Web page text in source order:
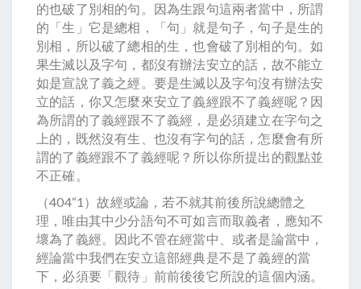
的也破了別相的句。因為生跟句這兩者當中，所謂
的「生」它是總相，「句」就是句子，句子是生的
別相，所以破了總相的生，也會破了別相的句。如
果生滅以及字句，都沒有辦法安立的話，故不能立
如是宣說了義之經。要是生滅以及字句沒有辦法安
立的話，你又怎麼來安立了義經跟不了義經呢？因
為所謂的了義經跟不了義經，是必須建立在字句之
上的，既然沒有生、也沒有字句的話，怎麼會有所
謂的了義經跟不了義經呢？所以你所提出的觀點並
不正確。
（404“1）故經或論，若不就其前後所說總體之
理，唯由其中少分語句不可如言而取義者，應知不
壞為了義經。因此不管在經當中、或者是論當中，
經論當中我們在安立這部經典是不是了義經的當
下，必須要「觀待」前前後後它所說的這個內涵。